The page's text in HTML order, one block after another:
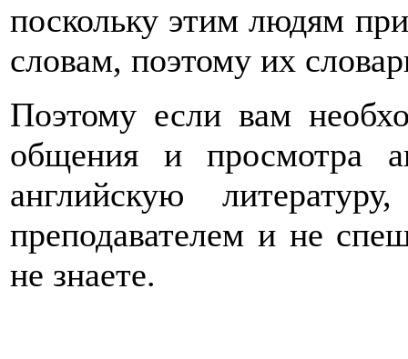
поскольку этим людям
словам, поэтому их
Поэтому если вам
общения и просмотра
английскую
преподавателем и не
не знаете.